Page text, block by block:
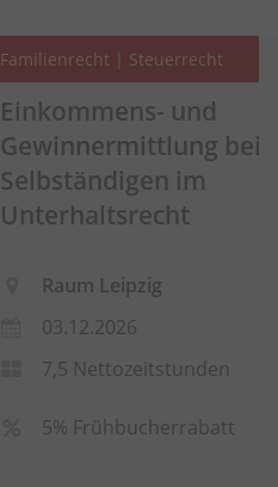
Familienrecht | Steuerrecht
Einkommens- und
Gewinnermittlung bei
Selbständigen im
Unterhaltsrecht
Raum Leipzig
03.12.2026
7,5 Nettozeitstunden
5% Frühbucherrabatt